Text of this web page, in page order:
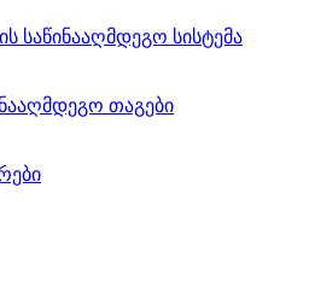
საწინააღმდეგო სისტემა
თაგები